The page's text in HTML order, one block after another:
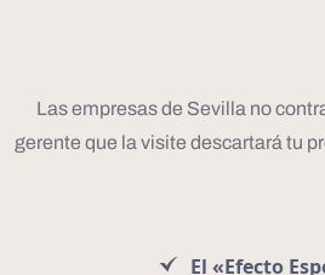
Las empresas de Sevilla no
gerente que la visite descartará tu
El «Efecto